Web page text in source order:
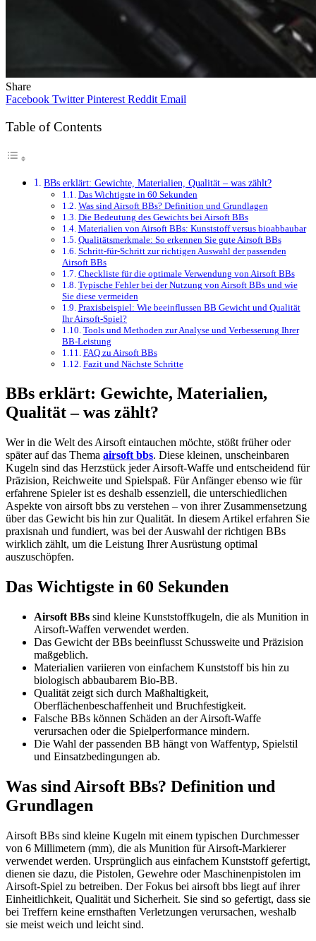
Share
Facebook Twitter Pinterest Reddit Email
Table of Contents
BBs erklärt: Gewichte, Materialien, Qualität – was zählt?
Das Wichtigste in 60 Sekunden
Was sind Airsoft BBs? Definition und Grundlagen
Die Bedeutung des Gewichts bei Airsoft BBs
Materialien von Airsoft BBs: Kunststoff versus bioabbaubar
Qualitätsmerkmale: So erkennen Sie gute Airsoft BBs
Schritt-für-Schritt zur richtigen Auswahl der passenden
Airsoft BBs
Checkliste für die optimale Verwendung von Airsoft BBs
Typische Fehler bei der Nutzung von Airsoft BBs und wie
Sie diese vermeiden
Praxisbeispiel: Wie beeinflussen BB Gewicht und Qualität
Ihr Airsoft-Spiel?
Tools und Methoden zur Analyse und Verbesserung Ihrer
BB-Leistung
FAQ zu Airsoft BBs
Fazit und Nächste Schritte
BBs erklärt: Gewichte, Materialien,
Qualität – was zählt?
Wer in die Welt des Airsoft eintauchen möchte, stößt früher oder
später auf das Thema airsoft bbs. Diese kleinen, unscheinbaren
Kugeln sind das Herzstück jeder Airsoft-Waffe und entscheidend für
Präzision, Reichweite und Spielspaß. Für Anfänger ebenso wie für
erfahrene Spieler ist es deshalb essenziell, die unterschiedlichen
Aspekte von airsoft bbs zu verstehen – von ihrer Zusammensetzung
über das Gewicht bis hin zur Qualität. In diesem Artikel erfahren Sie
praxisnah und fundiert, was bei der Auswahl der richtigen BBs
wirklich zählt, um die Leistung Ihrer Ausrüstung optimal
auszuschöpfen.
Das Wichtigste in 60 Sekunden
Airsoft BBs sind kleine Kunststoffkugeln, die als Munition in
Airsoft-Waffen verwendet werden.
Das Gewicht der BBs beeinflusst Schussweite und Präzision
maßgeblich.
Materialien variieren von einfachem Kunststoff bis hin zu
biologisch abbaubarem Bio-BB.
Qualität zeigt sich durch Maßhaltigkeit,
Oberflächenbeschaffenheit und Bruchfestigkeit.
Falsche BBs können Schäden an der Airsoft-Waffe
verursachen oder die Spielperformance mindern.
Die Wahl der passenden BB hängt von Waffentyp, Spielstil
und Einsatzbedingungen ab.
Was sind Airsoft BBs? Definition und
Grundlagen
Airsoft BBs sind kleine Kugeln mit einem typischen Durchmesser
von 6 Millimetern (mm), die als Munition für Airsoft-Markierer
verwendet werden. Ursprünglich aus einfachem Kunststoff gefertigt,
dienen sie dazu, die Pistolen, Gewehre oder Maschinenpistolen im
Airsoft-Spiel zu betreiben. Der Fokus bei airsoft bbs liegt auf ihrer
Einheitlichkeit, Qualität und Sicherheit. Sie sind so gefertigt, dass sie
bei Treffern keine ernsthaften Verletzungen verursachen, weshalb
sie meist weich und leicht sind.